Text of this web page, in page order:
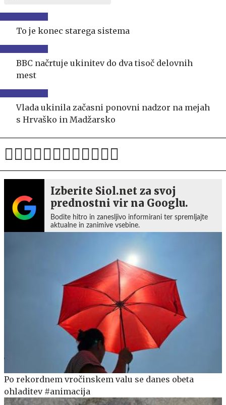
To je konec starega sistema
BBC načrtuje ukinitev do dva tisoč delovnih
mest
Vlada ukinila začasni ponovni nadzor na mejah
s Hrvaško in Madžarsko
Izberite Siol.net za svoj
prednostni vir na Googlu.
Bodite hitro in zanesljivo informirani ter spremljajte
aktualne in zanimive vsebine.
Po rekordnem vročinskem valu se danes obeta
ohladitev #animacija